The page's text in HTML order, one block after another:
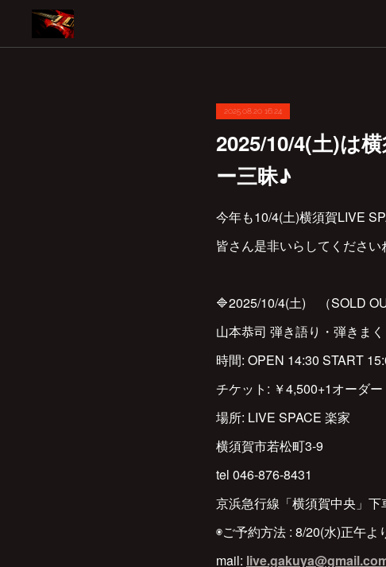
2025.08.20 16:24
2025/10/4(土)は
ー三昧♪
今年も10/4(土)横須賀LIVE
皆さん是非いらしてください
🔷2025/10/4(土) （SOLD
山本恭司 弾き語り・弾きま
時間: OPEN 14:30 START
チケット: ￥4,500+1オーダー
場所: LIVE SPACE 楽家
横須賀市若松町3-9
tel 046-876-8431
京浜急行線「横須賀中央」下
◉ご予約方法 : 8/20(水)正午よ
mail: